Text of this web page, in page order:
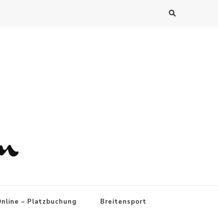
– Platzbuchung Breitensport